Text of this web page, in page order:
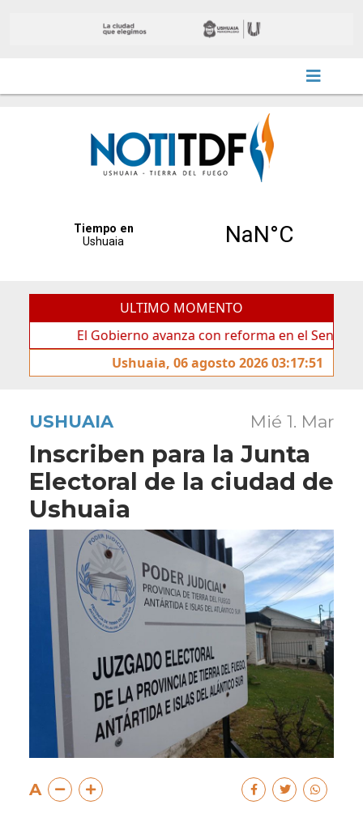
ULTIMO MOMENTO
El Gobierno avanza con reforma en el Senado
Ushuaia, 06 agosto 2026 03:17:51
USHUAIA Mié 1. Mar
Inscriben para la Junta
Electoral de la ciudad de
Ushuaia
A